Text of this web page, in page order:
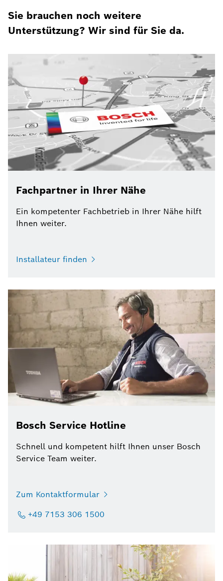
Sie brauchen noch weitere
Unterstützung? Wir sind für Sie da.
Fachpartner in Ihrer Nähe
Ein kompetenter Fachbetrieb in Ihrer Nähe hilft
Ihnen weiter.
Installateur finden
Bosch Service Hotline
Schnell und kompetent hilft Ihnen unser Bosch
Service Team weiter.
Zum Kontaktformular
+49 7153 306 1500